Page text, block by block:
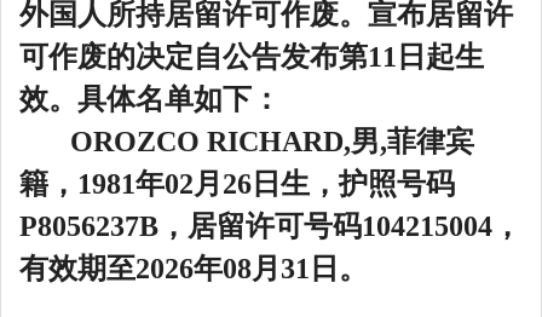
外国人所持居留许可作废。宣布居留许
可作废的决定自公告发布第11日起生
效。具体名单如下：
OROZCO RICHARD,男,菲律宾
籍， 1981年02月 26 日生，护照号码
P8056237B ，居留许可号码104215004 ，
有效期至2026年08月 31 日。